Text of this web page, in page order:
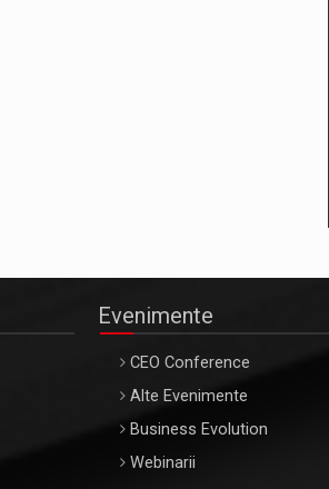
Evenimente
CEO Conference
Alte Evenimente
Business Evolution
Webinarii